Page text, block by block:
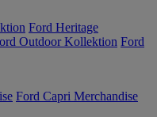
Ford Heritage
Outdoor Kollektion Ford
Ford Capri Merchandise